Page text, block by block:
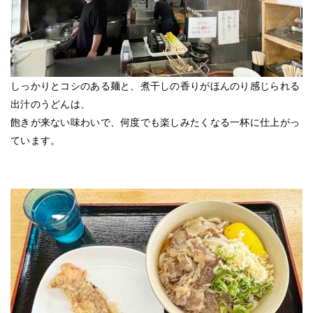
しっかりとコシのある麺と、煮干しの香りがほんのり感じられる
出汁のうどんは、
飽きが来ない味わいで、何度でも楽しみたくなる一杯に仕上がっ
ています。